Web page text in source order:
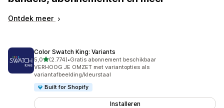
Ontdek meer
Color Swatch King: Variants
5,0van 5 sterren
(2.774)
2774 recensies in totaal
•Gratis abonnement beschikbaar
VERHOOG JE OMZET met variantopties als
variantafbeelding/kleurstaal
Built for Shopify
Installeren